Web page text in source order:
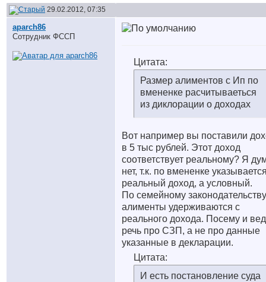
29.02.2012, 07:35
aparch86
Сотрудник ФССП
Цитата:
Размер алиментов с Ип по
вмененке расчитываеться
из диклорации о доходах
Вот например вы поставили
в 5 тыс рублей. Этот доход
соответствует реальному? Я
нет, т.к. по вмененке
реальный доход, а условный.
По семейному законодательству
алименты удерживаются с
реального дохода. Посему и
речь про СЗП, а не про данные
указанные в декларации.
Цитата:
И есть постановление суда